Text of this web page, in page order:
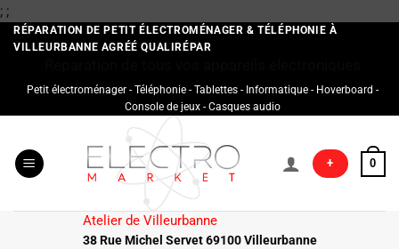
; ;Passer
au
contenu
RÉPARATION DE PETIT ÉLECTROMÉNAGER & TÉLÉPHONIE À
VILLEURBANNE AGRÉÉ QUALIRÉPAR
Petit électroménager - Téléphonie - Tablettes - Informatique - Hoverboard -
Console de jeux - Casques audio
+ 0
Atelier de Villeurbanne
38 Rue Michel Servet 69100 Villeurbanne